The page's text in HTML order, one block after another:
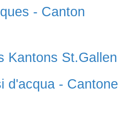
- Canton
Kantons St.Gallen
d'acqua - Cantone